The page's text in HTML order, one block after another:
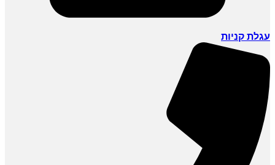
עגלת קניות